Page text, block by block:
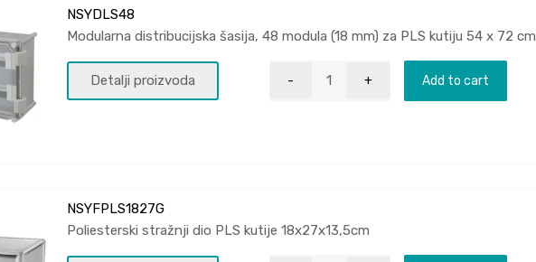
NSYDLS48
Modularna distribucijska šasija, 48 modula (18 mm) za PLS kutiju 54 x 72 cm
Detalji proizvoda Add to cart
NSYFPLS1827G
Poliesterski stražnji dio PLS kutije 18x27x13,5cm